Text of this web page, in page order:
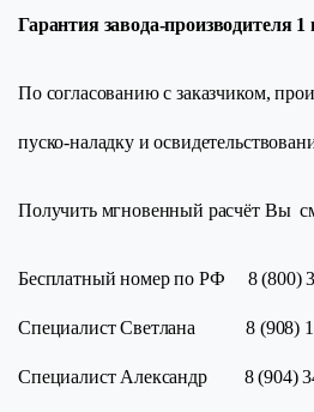
Гарантия завода-производителя 1
По согласованию с заказчиком,
пуско-наладку и
Получить мгновенный расчёт Вы
Бесплатный номер по РФ 8 (800)
Специалист Светлана 8 (908)
Специалист Александр 8 (904)